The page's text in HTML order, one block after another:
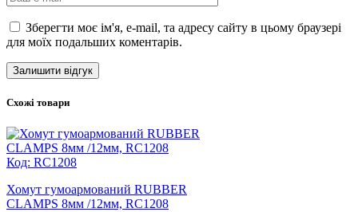
Зберегти моє ім'я, e-mail, та адресу сайту в цьому браузері
для моїх подальших коментарів.
Схожі товари
Код: RC1208
Хомут гумоармований RUBBER
CLAMPS 8мм /12мм, RC1208